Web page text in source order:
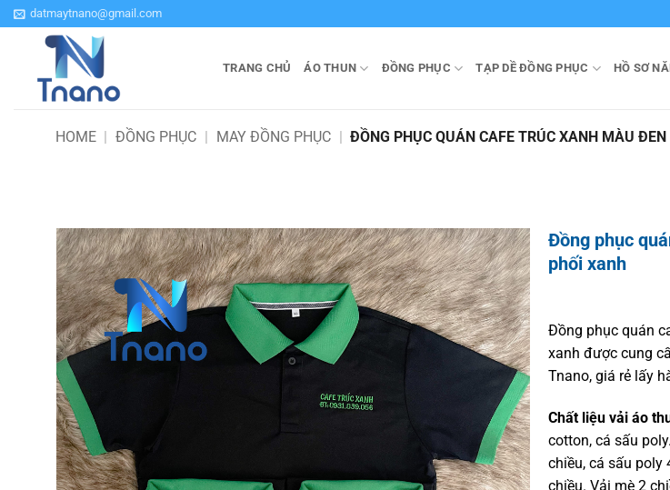
Bỏ
qua
datmaytnano@gmail.com
TRANG CHỦ ÁO THUN ĐỒNG PHỤC TẠP DỀ ĐỒNG PHỤC HỒ SƠ
HOME | ĐỒNG PHỤC | MAY ĐỒNG PHỤC | ĐỒNG PHỤC QUÁN CAFE TRÚC XANH MÀU
Đồng phục
phối xanh
Đồng phục quán
xanh được cung
Tnano, giá rẻ lấy
Chất liệu vải áo
cotton, cá sấu
chiều, cá sấu poly
chiều. Vải mè 2